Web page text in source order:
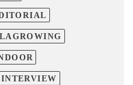
INTERVIEW